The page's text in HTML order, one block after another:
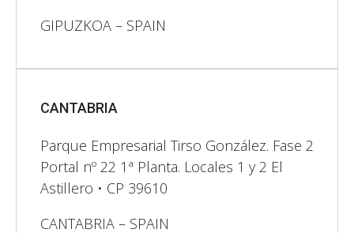
GIPUZKOA – SPAIN
CANTABRIA
Parque Empresarial Tirso González. Fase 2
Portal nº 22 1ª Planta. Locales 1 y 2 El
Astillero • CP 39610
CANTABRIA – SPAIN